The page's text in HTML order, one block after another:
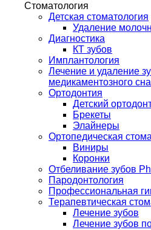
Стоматология
Детская стоматология
Удаление
Диагностика
КТ зубов
Имплантология
Лечение и удаление
медикаментозного
Ортодонтия
Детский
Брекеты
Элайнеры
Ортопедическая
Виниры
Коронки
Отбеливание зубов
Пародонтология
Профессиональная
Терапевтическая
Лечение зубов
Лечение зубов